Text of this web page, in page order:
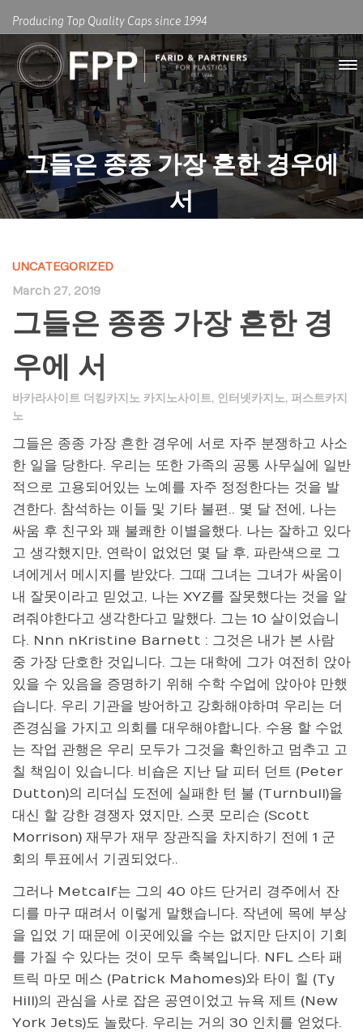
Producing Top Quality Caps since 1994
그들은 종종 가장 흔한 경우에
서
UNCATEGORIZED
March 27, 2019
그들은 종종 가장 흔한 경
우에 서
바카라사이트 더킹카지노 카지노사이트, 인터넷카지노, 퍼스트카지
노
그들은 종종 가장 흔한 경우에 서로 자주 분쟁하고 사소
한 일을 당한다. 우리는 또한 가족의 공통 사무실에 일반
적으로 고용되어있는 노예를 자주 정정한다는 것을 발
견한다. 참석하는 이들 및 기타 불편.. 몇 달 전에, 나는
싸움 후 친구와 꽤 불쾌한 이별을했다. 나는 잘하고 있다
고 생각했지만, 연락이 없었던 몇 달 후, 파란색으로 그
녀에게서 메시지를 받았다. 그때 그녀는 그녀가 싸움이
내 잘못이라고 믿었고, 나는 XYZ를 잘못했다는 것을 알
려줘야한다고 생각한다고 말했다. 그는 10 살이었습니
다. Nnn nKristine Barnett : 그것은 내가 본 사람
중 가장 단호한 것입니다. 그는 대학에 그가 여전히 앉아
있을 수 있음을 증명하기 위해 수학 수업에 앉아야 만했
습니다. 우리 기관을 방어하고 강화해야하며 우리는 더
존경심을 가지고 의회를 대우해야합니다. 수용 할 수없
는 작업 관행은 우리 모두가 그것을 확인하고 멈추고 고
칠 책임이 있습니다. 비숍은 지난 달 피터 던트 (Peter
Dutton)의 리더십 도전에 실패한 턴 불 (Turnbull)을
대신 할 강한 경쟁자 였지만, 스콧 모리슨 (Scott
Morrison) 재무가 재무 장관직을 차지하기 전에 1 군
회의 투표에서 기권되었다..
그러나 Metcalf는 그의 40 야드 단거리 경주에서 잔
디를 마구 때려서 이렇게 말했습니다. 작년에 목에 부상
을 입었 기 때문에 이곳에있을 수는 없지만 단지이 기회
를 가질 수 있다는 것이 모두 축복입니다. NFL 스타 패
트릭 마모 메스 (Patrick Mahomes)와 타이 힐 (Ty
Hill)의 관심을 사로 잡은 공연이었고 뉴욕 제트 (New
York Jets)도 놀랐다. 우리는 거의 30 인치를 얻었다.